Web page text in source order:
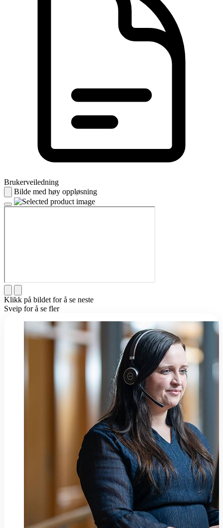
Brukerveiledning
Bilde med høy oppløsning
Klikk på bildet for å se neste
Sveip for å se fler